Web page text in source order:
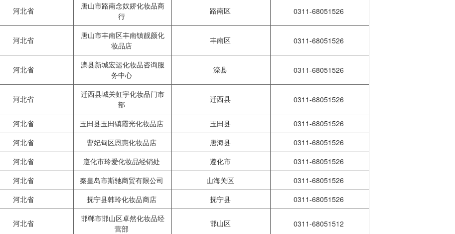
河北省
唐山市路南念奴娇化妆品商
行
路南区 0311-68051526
河北省
唐山市丰南区丰南镇靓颜化
妆品店
丰南区 0311-68051526
河北省
滦县新城宏运化妆品咨询服
务中心
滦县 0311-68051526
河北省
迁西县城关虹宇化妆品门市
部
迁西县 0311-68051526
河北省 玉田县玉田镇霞光化妆品店 玉田县
0311-68051526
河北省 曹妃甸区恩惠化妆品店 唐海县
0311-68051526
河北省 遵化市玲爱化妆品经销处 遵化市
0311-68051526
河北省 秦皇岛市斯驰商贸有限公司 山海关区
0311-68051526
河北省 抚宁县韩玲化妆品商店 抚宁县 0311-68051526
河北省
邯郸市邯山区卓然化妆品经
营部
邯山区 0311-68051512